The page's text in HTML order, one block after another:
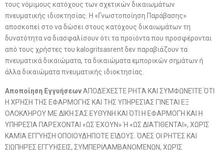
τους νόμιμους κατόχους των σχετικών δικαιωμάτων
πνευματικής ιδιοκτησίας. Η «Γνωστοποίηση Παράβασης»
αποσκοπεί στο να δώσει στους κατόχους δικαιωμάτων τη
δυνατότητα να διασφαλίσουν ότι τα προϊόντα που προσφέρονται
από τους χρήστες του kalogritsasrent δεν παραβιάζουν τα
πνευματικά δικαιώματα, τα δικαιώματα εμπορικών σημάτων ή
άλλα δικαιώματα πνευματικής ιδιοκτησίας.
Αποποίηση ΕγγυήσεωνΑΠΟΔΈΧΕΣΤΕ ΡΗΤΆ ΚΑΙ ΣΥΜΦΩΝΕΊΤΕ ΌΤΙ
Η ΧΡΉΣΗ ΤΗΣ ΕΦΑΡΜΟΓΉΣ ΚΑΙ ΤΗΣ ΥΠΗΡΕΣΊΑΣ ΓΊΝΕΤΑΙ ΕΞ
ΟΛΟΚΛΉΡΟΥ ΜΕ ΔΙΚΉ ΣΑΣ ΕΥΘΎΝΗ ΚΑΙ ΌΤΙ Η ΕΦΑΡΜΟΓΉ ΚΑΙ Η
ΥΠΗΡΕΣΊΑ ΠΑΡΈΧΟΝΤΑΙ «ΩΣ ΈΧΟΥΝ» Ή «ΩΣ ΔΙΑΤΊΘΕΝΤΑΙ», ΧΩΡΊΣ
ΚΑΜΊΑ ΕΓΓΎΗΣΗ ΟΠΟΙΟΥΔΉΠΟΤΕ ΕΊΔΟΥΣ. ΌΛΕΣ ΟΙ ΡΗΤΈΣ ΚΑΙ
ΣΙΩΠΗΡΈΣ ΕΓΓΥΉΣΕΙΣ, ΣΥΜΠΕΡΙΛΑΜΒΑΝΟΜΈΝΩΝ, ΧΩΡΊΣ